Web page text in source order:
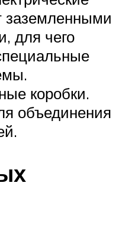
для чего
коробки.
объединения